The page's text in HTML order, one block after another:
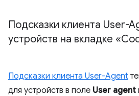
Подсказки клиента User-
устройств на вкладке
Подсказки клиента User-Agent
для устройств в поле User agent